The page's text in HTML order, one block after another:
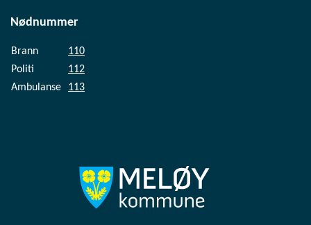
Nødnummer
Brann
110
Politi
112
Ambulanse
113